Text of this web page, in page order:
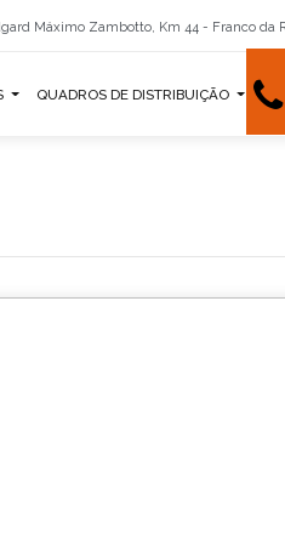
Máximo Zambotto, Km 44 - Franco da
QUADROS DE DISTRIBUIÇÃO